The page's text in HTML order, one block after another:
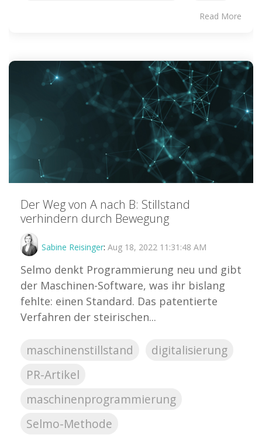
Read More
Der Weg von A nach B: Stillstand
verhindern durch Bewegung
Sabine Reisinger: Aug 18, 2022 11:31:48 AM
Selmo denkt Programmierung neu und gibt
der Maschinen-Software, was ihr bislang
fehlte: einen Standard. Das patentierte
Verfahren der steirischen...
maschinenstillstand
digitalisierung
PR-Artikel
maschinenprogrammierung
Selmo-Methode